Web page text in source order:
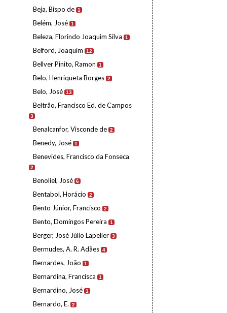
Beja, Bispo de 1
Belém, José 1
Beleza, Florindo Joaquim Silva 1
Belford, Joaquim 12
Bellver Pinito, Ramon 1
Belo, Henriqueta Borges 2
Belo, José 13
Beltrão, Francisco Ed. de Campos
3
Benalcanfor, Visconde de 2
Benedy, José 1
Benevides, Francisco da Fonseca
2
Benoliel, José 6
Bentabol, Horácio 2
Bento Júnior, Francisco 2
Bento, Domingos Pereira 1
Berger, José Júlio Lapelier 3
Bermudes, A. R. Adães 4
Bernardes, João 1
Bernardina, Francisca 1
Bernardino, José 1
Bernardo, E. 2